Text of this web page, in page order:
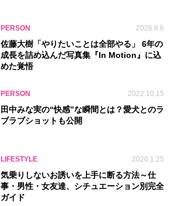
PERSON 2026.8.6
佐藤大樹「やりたいことは全部やる」 6年の
成長を詰め込んだ写真集『In Motion』に込
めた覚悟
PERSON 2022.10.15
田中みな実の“快感”な瞬間とは？愛犬とのラ
ブラブショットも公開
LIFESTYLE 2026.1.25
気乗りしないお誘いを上手に断る方法～仕
事・男性・女友達、シチュエーション別完全
ガイド